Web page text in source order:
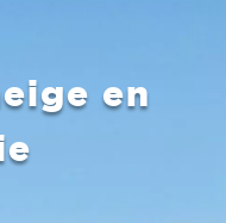
en